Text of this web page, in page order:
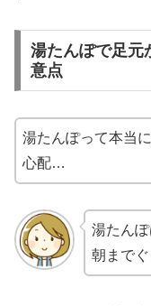
湯たんぽで足元
意点
湯たんぽって本当
心配…
湯たん
朝までぐ